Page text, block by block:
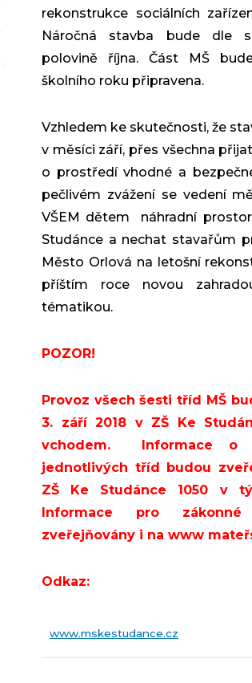
rekonstrukce sociálních
Náročná stavba bude dle
polovině října. Část MŠ
školního roku připravena.
Vzhledem ke skutečnosti, že
v měsíci září, přes všechna
o prostředí vhodné a
pečlivém zvážení se vedení
VŠEM dětem náhradní
Studánce a nechat stavařům
Město Orlová na letošní
příštím roce novou
tématikou.
POZOR!
Provoz všech šesti tříd MŠ
3. září 2018 v ZŠ Ke
vchodem. Informace o
jednotlivých tříd budou
ZŠ Ke Studánce 1050 v
Informace pro
zveřejňovány i na www
Odkaz:
www.mskestudance.cz